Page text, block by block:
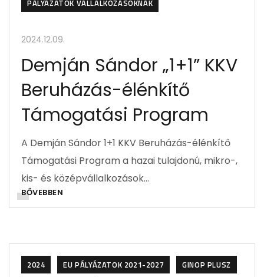
PÁLYÁZATOK VÁLLALKOZÁSOKNAK
2024.12.09.
Demján Sándor „1+1” KKV
Beruházás-élénkítő
Támogatási Program
A Demján Sándor 1+1 KKV Beruházás-élénkítő
Támogatási Program a hazai tulajdonú, mikro-,
kis- és középvállalkozások…
BŐVEBBEN
2024 EU PÁLYÁZATOK 2021-2027
GINOP PLUSZ